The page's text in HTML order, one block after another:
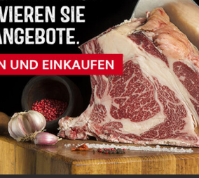
Methode„Fontebona Dry Aging